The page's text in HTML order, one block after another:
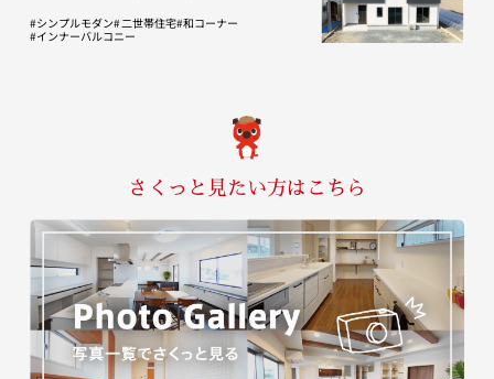
シンプルモダン 二世帯住宅 和コーナー
インナーバルコニー
さくっと見たい方はこちら